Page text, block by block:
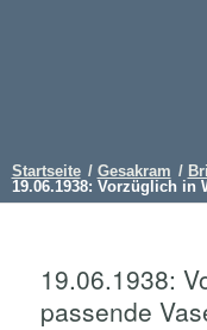
Startseite / Gesakram /
19.06.1938: Vorzüglich in
19.06.1938:
passende